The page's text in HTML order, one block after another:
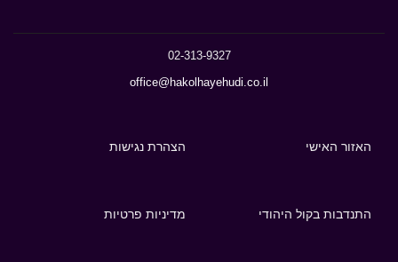
02-313-9327
office@hakolhayehudi.co.il
האזור האישי הצהרת נגישות
התנדבות בקול היהודי מדיניות פרטיות